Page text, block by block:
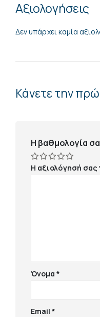
Αξιολογήσεις
Δεν υπάρχει καμία
Κάνετε την
Η βαθμολογία
Η αξιολόγησή σας
Όνομα*
Email*